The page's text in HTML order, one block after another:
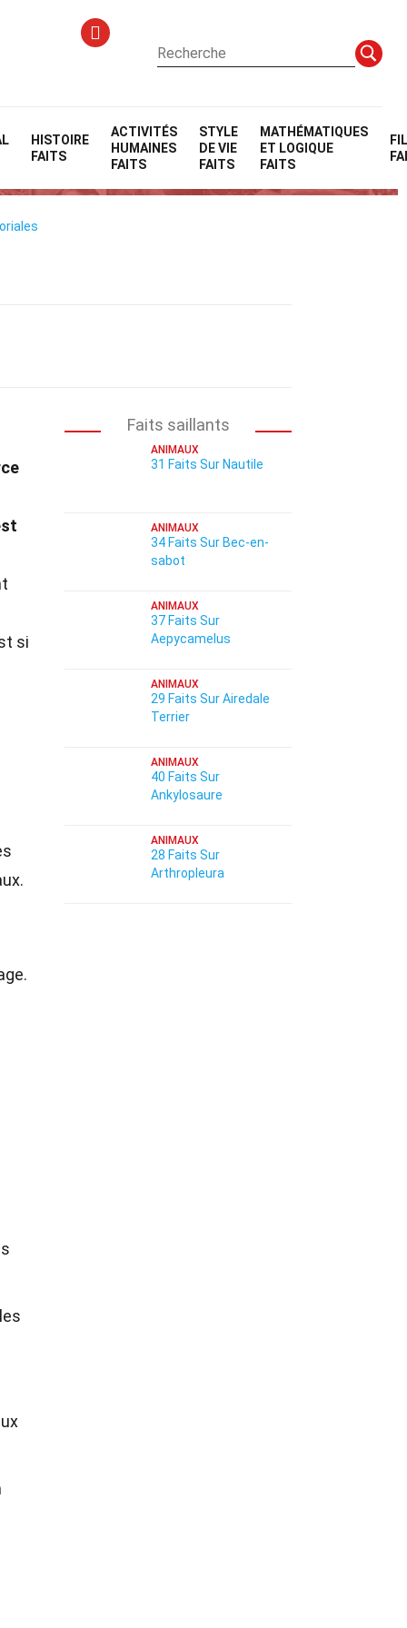
HISTOIRE
FAITS
ACTIVITÉS
HUMAINES
FAITS
STYLE
DE VIE
FAITS
MATHÉMATIQUES
ET LOGIQUE
FAITS
si
Faits saillants
ANIMAUX
31 Faits Sur Nautile
ANIMAUX
34 Faits Sur Bec-en-
sabot
ANIMAUX
37 Faits Sur
Aepycamelus
ANIMAUX
29 Faits Sur Airedale
Terrier
ANIMAUX
40 Faits Sur
Ankylosaure
ANIMAUX
28 Faits Sur
Arthropleura